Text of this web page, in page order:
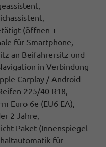
(öffnen +
für Smartphone,
an Beifahrersitz und
in Verbindung
Carplay / Android
225/40 R18,
Euro 6e (EU6 EA),
2 Jahre,
Paket (Innenspiegel
für